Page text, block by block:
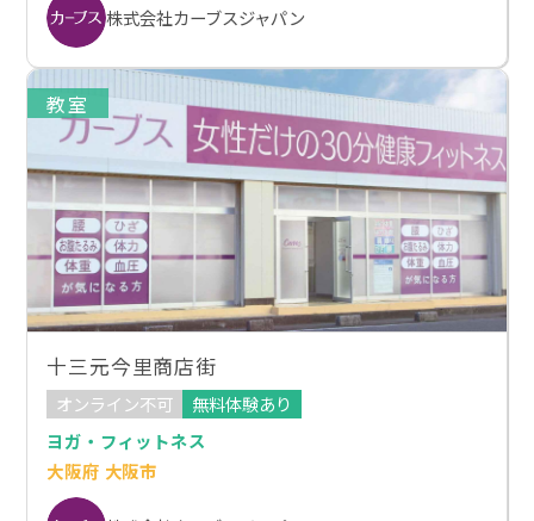
株式会社カーブスジャパン
教室
十三元今里商店街
オンライン不可
無料体験あり
ヨガ・フィットネス
大阪府 大阪市